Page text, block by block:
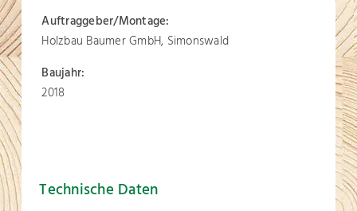
Auftraggeber/Montage:
Holzbau Baumer GmbH, Simonswald
Baujahr:
2018
Technische Daten